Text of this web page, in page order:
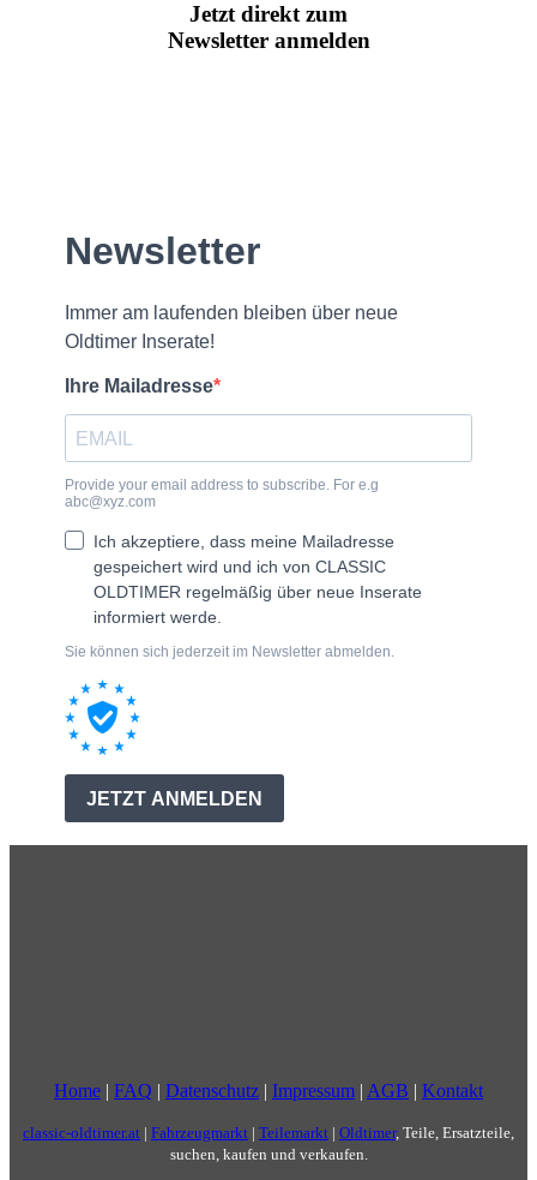
Jetzt direkt zum
Newsletter anmelden
Home | FAQ | Datenschutz | Impressum | AGB | Kontakt
classic-oldtimer.at | Fahrzeugmarkt | Teilemarkt | Oldtimer, Teile, Ersatzteile,
suchen, kaufen und verkaufen.